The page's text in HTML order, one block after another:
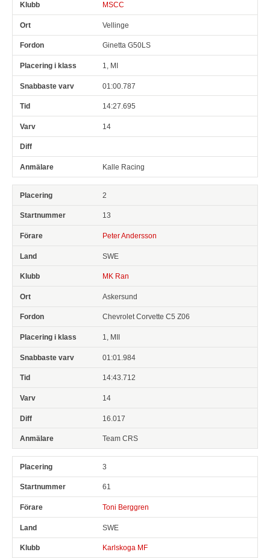
MSCC
Vellinge
Ginetta G50LS
1, MI
01:00.787
14:27.695
14
Kalle Racing
2
13
Peter Andersson
SWE
MK Ran
Askersund
Chevrolet Corvette C5 Z06
1, MII
01:01.984
14:43.712
14
16.017
Team CRS
3
61
Toni Berggren
SWE
Karlskoga MF